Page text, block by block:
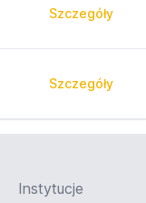
Szczegóły
Szczegóły
Instytucje